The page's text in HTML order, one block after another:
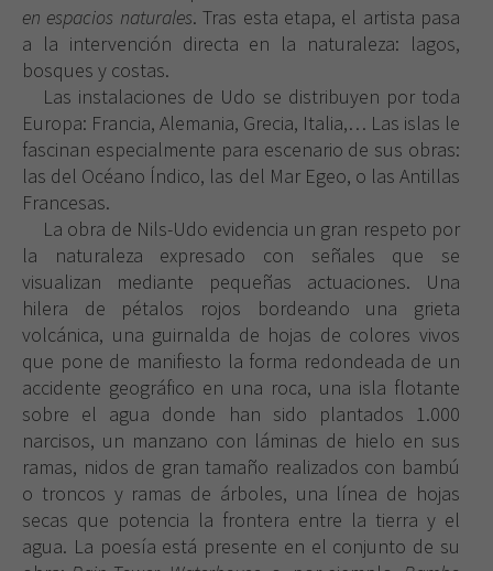
en espacios naturales. Tras esta etapa, el artista pasa
a la intervención directa en la naturaleza: lagos,
bosques y costas.
Las instalaciones de Udo se distribuyen por toda
Europa: Francia, Alemania, Grecia, Italia,… Las islas le
fascinan especialmente para escenario de sus obras:
las del Océano Índico, las del Mar Egeo, o las Antillas
Francesas.
La obra de Nils-Udo evidencia un gran respeto por
la naturaleza expresado con señales que se
visualizan mediante pequeñas actuaciones. Una
hilera de pétalos rojos bordeando una grieta
volcánica, una guirnalda de hojas de colores vivos
que pone de manifiesto la forma redondeada de un
accidente geográfico en una roca, una isla flotante
sobre el agua donde han sido plantados 1.000
narcisos, un manzano con láminas de hielo en sus
ramas, nidos de gran tamaño realizados con bambú
o troncos y ramas de árboles, una línea de hojas
secas que potencia la frontera entre la tierra y el
agua. La poesía está presente en el conjunto de su